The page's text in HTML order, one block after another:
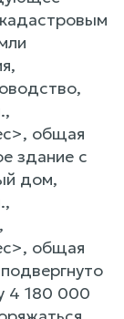
общая
здание с
дом,
общая
4 180 000